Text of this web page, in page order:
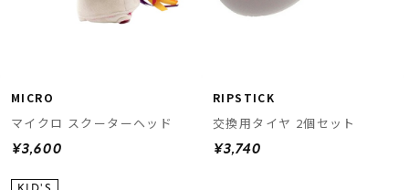
MICRO
マイクロ スクーターヘッド
¥3,600
RIPSTICK
交換用タイヤ 2個セット
¥3,740